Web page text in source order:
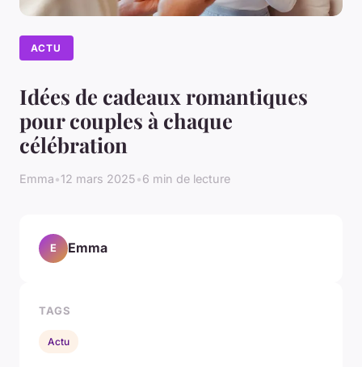
ACTU
Idées de cadeaux romantiques
pour couples à chaque
célébration
Emma•12 mars 2025•6 min de lecture
E Emma
TAGS
Actu